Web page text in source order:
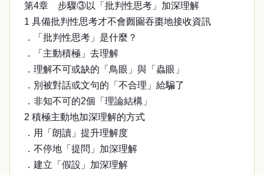
第4章 步驟③以「批判性思考」加深理解
1 具備批判性思考才不會囫圇吞棗地接收資訊
．「批判性思考」是什麼？
．「主動積極」去理解
．理解不可或缺的「鳥眼」與「蟲眼」
．別被對話或文句的「不合理」給騙了
．非知不可的2個「理論結構」
2 積極主動地加深理解的方式
．用「朗讀」提升理解度
．不停地「提問」加深理解
．建立「假設」加深理解